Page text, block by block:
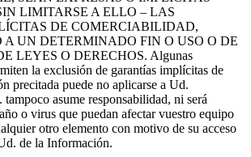
LIMITARSE A ELLO – LAS
DE COMERCIABILIDAD,
UN DETERMINADO FIN O USO O DE
LEYES O DERECHOS. Algunas
la exclusión de garantías implícitas de
precitada puede no aplicarse a Ud.
asume responsabilidad, ni será
o virus que puedan afectar vuestro equipo
otro elemento con motivo de su acceso
de la Información.